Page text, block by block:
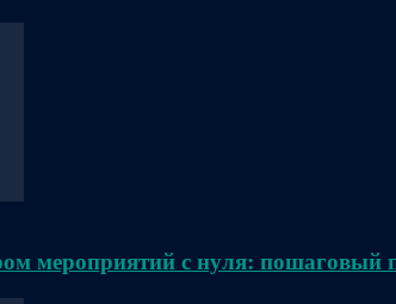
мероприятий с нуля: пошаговый